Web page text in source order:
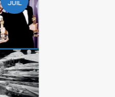
JUIL